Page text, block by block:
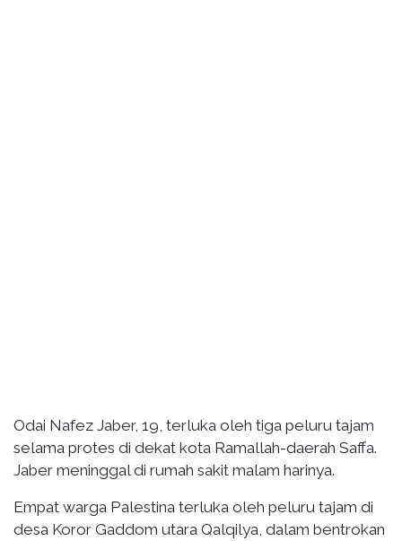
Odai Nafez Jaber, 19, terluka oleh tiga peluru tajam
selama protes di dekat kota Ramallah-daerah Saffa.
Jaber meninggal di rumah sakit malam harinya.
Empat warga Palestina terluka oleh peluru tajam di
desa Koror Gaddom utara Qalqilya, dalam bentrokan